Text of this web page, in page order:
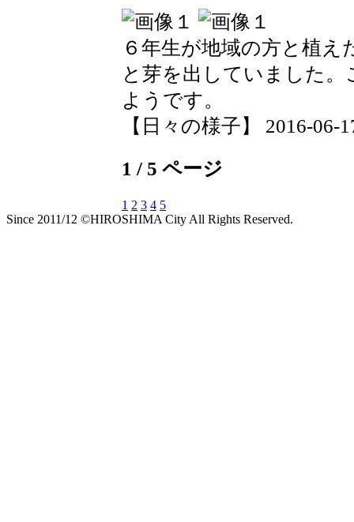
６年生が地域の方と植
と芽を出していました
ようです。
【日々の様子】 2016-06-
1 / 5 ページ
1 2 3 4 5
Since 2011/12 ©HIROSHIMA City All Rights Reserved.